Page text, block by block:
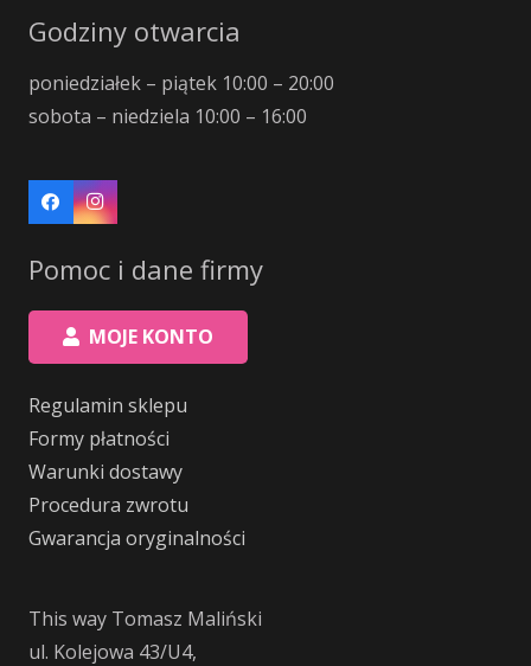
Godziny otwarcia
poniedziałek – piątek 10:00 – 20:00
sobota – niedziela 10:00 – 16:00
Pomoc i dane firmy
MOJE KONTO
Regulamin sklepu
Formy płatności
Warunki dostawy
Procedura zwrotu
Gwarancja oryginalności
This way Tomasz Maliński
ul. Kolejowa 43/U4,